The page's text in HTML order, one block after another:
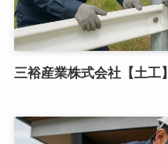
三裕産業株式会社【土工】